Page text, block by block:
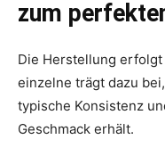
zum
Die Herstellung
einzelne trägt dazu
typische Konsistenz
Geschmack erhält.